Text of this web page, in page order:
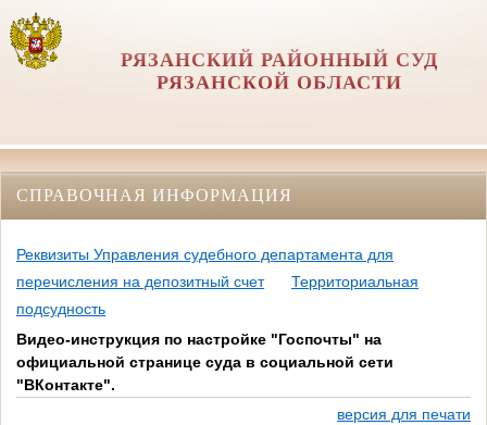
РЯЗАНСКИЙ РАЙОННЫЙ СУД
РЯЗАНСКОЙ ОБЛАСТИ
СПРАВОЧНАЯ ИНФОРМАЦИЯ
Реквизиты Управления судебного департамента для
перечисления на депозитный счет
Территориальная
подсудность
Видео-инструкция по настройке "Госпочты" на
официальной странице суда в социальной сети
"ВКонтакте".
версия для печати